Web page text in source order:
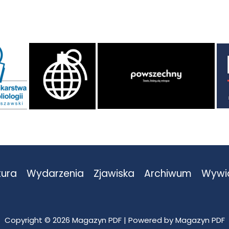
Wydarzenia Zjawiska Archiwum
Copyright © 2026 Magazyn PDF | Powered by Magazyn PDF